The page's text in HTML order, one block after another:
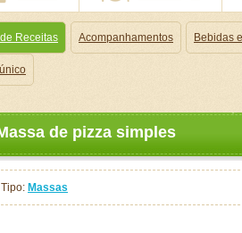
Receitas Acompanhamentos Bebidas
de pizza simples
Tipo: Massas